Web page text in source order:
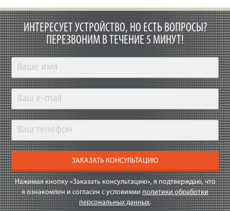
ИНТЕРЕСУЕТ УСТРОЙСТВО, НО ЕСТЬ ВОПРОСЫ?
ПЕРЕЗВОНИМ В ТЕЧЕНИЕ 5 МИНУТ!
ЗАКАЗАТЬ КОНСУЛЬТАЦИЮ
Нажимая кнопку «Заказать консультацию», я подтверждаю, что
я ознакомлен и согласен с условиями политики обработки
персональных данных.